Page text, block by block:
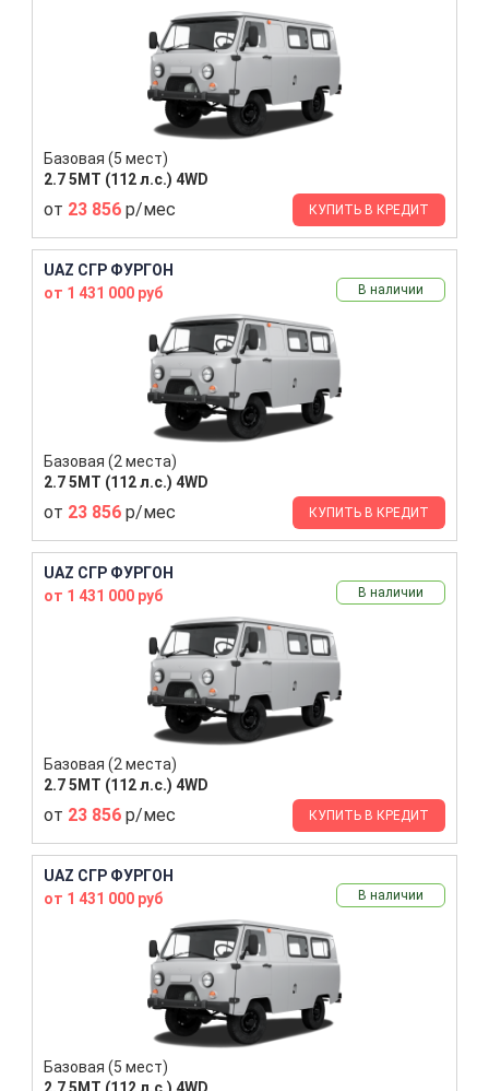
Базовая (5 мест)
2.7 5MT (112 л.с.) 4WD
от 23 856 р/мес КУПИТЬ В КРЕДИТ
UAZ СГР ФУРГОН
от 1 431 000 руб
В наличии
Базовая (2 места)
2.7 5MT (112 л.с.) 4WD
от 23 856 р/мес КУПИТЬ В КРЕДИТ
UAZ СГР ФУРГОН
от 1 431 000 руб
В наличии
Базовая (2 места)
2.7 5MT (112 л.с.) 4WD
от 23 856 р/мес КУПИТЬ В КРЕДИТ
UAZ СГР ФУРГОН
от 1 431 000 руб
В наличии
Базовая (5 мест)
2.7 5MT (112 л.с.) 4WD